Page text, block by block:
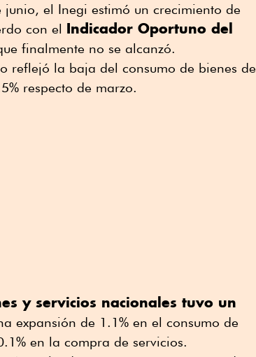
el Inegi estimó un crecimiento de
con el Indicador Oportuno del
finalmente no se alcanzó.
reflejó la baja del consumo de bienes de
respecto de marzo.
y servicios nacionales tuvo un
expansión de 1.1% en el consumo de
en la compra de servicios.